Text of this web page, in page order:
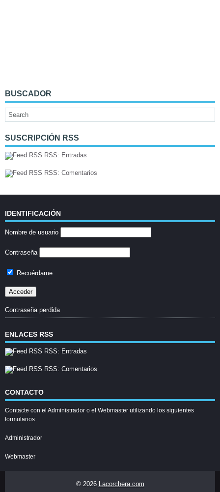
BUSCADOR
SUSCRIPCIÓN RSS
RSS: Entradas
RSS: Comentarios
IDENTIFICACIÓN
Nombre de usuario
Contraseña
Recuérdame
Contraseña perdida
ENLACES RSS
RSS: Entradas
RSS: Comentarios
CONTACTO
Contacte con el Administrador o el Webmaster utilizando los siguientes
formularios:
Administrador
Webmaster
© 2026 Lacorchera.com